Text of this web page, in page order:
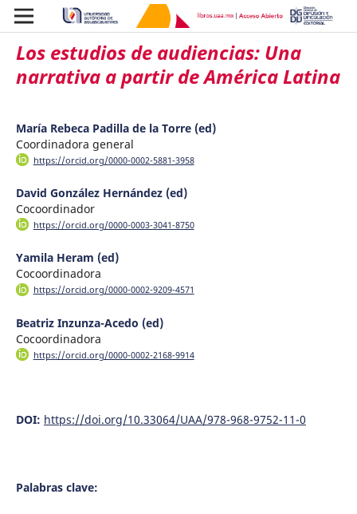
Los estudios de audiencias: Una
narrativa a partir de América Latina
María Rebeca Padilla de la Torre (ed)
Coordinadora general
https://orcid.org/0000-0002-5881-3958
David González Hernández (ed)
Cocoordinador
https://orcid.org/0000-0003-3041-8750
Yamila Heram (ed)
Cocoordinadora
https://orcid.org/0000-0002-9209-4571
Beatriz Inzunza-Acedo (ed)
Cocoordinadora
https://orcid.org/0000-0002-2168-9914
DOI: https://doi.org/10.33064/UAA/978-968-9752-11-0
Palabras clave: